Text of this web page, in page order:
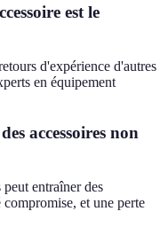
est le
d'expérience d'autres
en équipement
accessoires non
entraîner des
et une perte